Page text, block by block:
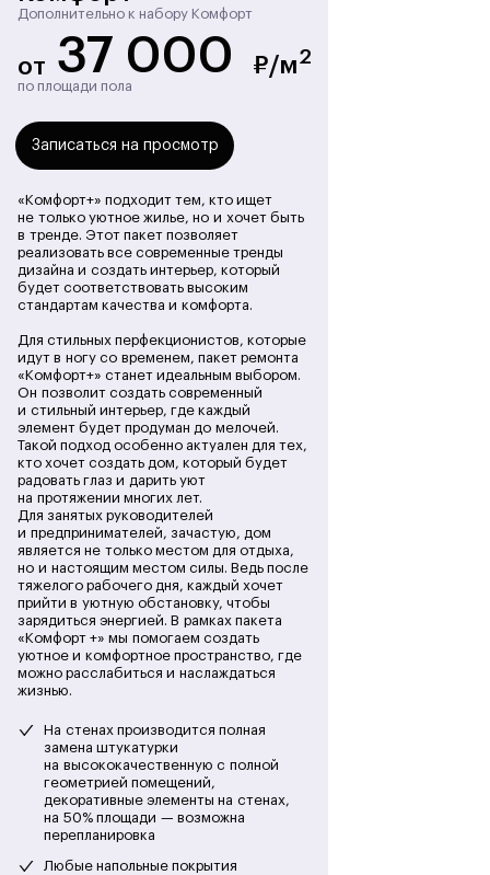
от 37 000 ₽/м2
Любые напольные покрытия
На стенах производится полная
замена штукатурки
на высококачественную с полной
геометрией помещений,
декоративные элементы на стенах,
на 50% площади — возможна
перепланировка
«Комфорт+» подходит тем, кто ищет
не только уютное жилье, но и хочет быть
в тренде. Этот пакет позволяет
реализовать все современные тренды
дизайна и создать интерьер, который
будет соответствовать высоким
стандартам качества и комфорта.
Для стильных перфекционистов, которые
идут в ногу со временем, пакет ремонта
«Комфорт+» станет идеальным выбором.
Он позволит создать современный
и стильный интерьер, где каждый
элемент будет продуман до мелочей.
Такой подход особенно актуален для тех,
кто хочет создать дом, который будет
радовать глаз и дарить уют
на протяжении многих лет.
Для занятых руководителей
и предпринимателей, зачастую, дом
является не только местом для отдыха,
но и настоящим местом силы. Ведь после
тяжелого рабочего дня, каждый хочет
прийти в уютную обстановку, чтобы
зарядиться энергией. В рамках пакета
«Комфорт +» мы помогаем создать
уютное и комфортное пространство, где
можно расслабиться и наслаждаться
жизнью.
Дополнительно к набору Комфорт
по площади пола
Записаться на просмотр
вопросов связанных с документацией и
гарантийного периода компания обязуется
бесплатно устранять выявленные
недочеты.
Записаться на просмотр